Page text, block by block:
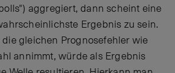
aggregiert, dann scheint eine
Ergebnis zu sein.
gleichen Prognosefehler wie
annimmt, würde als Ergebnis